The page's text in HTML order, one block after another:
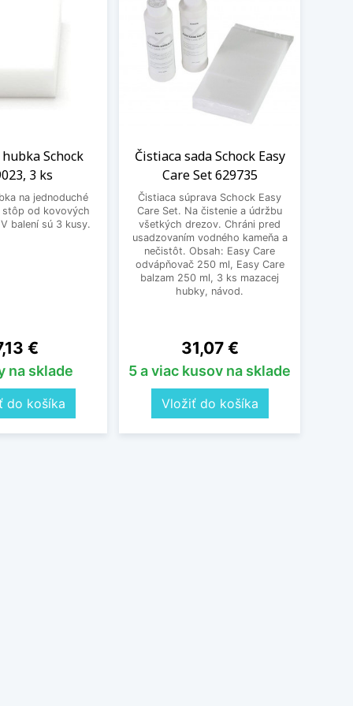
Schock
3 ks
na jednoduché
stôp od kovových
balení sú 3 kusy.
€
na sklade
do košíka
Čistiaca sada Schock Easy
Care Set 629735
Čistiaca súprava Schock Easy
Care Set. Na čistenie a údržbu
všetkých drezov. Chráni pred
usadzovaním vodného kameňa a
nečistôt. Obsah: Easy Care
odvápňovač 250 ml, Easy Care
balzam 250 ml, 3 ks mazacej
hubky, návod.
Cena
31,07 €
5 a viac kusov na sklade
Vložiť do košíka